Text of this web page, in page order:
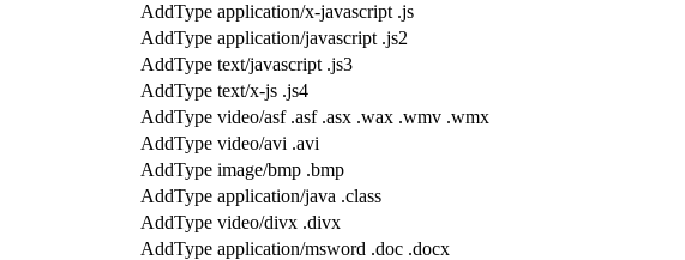
AddType application/x-javascript .js
AddType application/javascript .js2
AddType text/javascript .js3
AddType text/x-js .js4
AddType video/asf .asf .asx .wax .wmv .wmx
AddType video/avi .avi
AddType image/bmp .bmp
AddType application/java .class
AddType video/divx .divx
AddType application/msword .doc .docx